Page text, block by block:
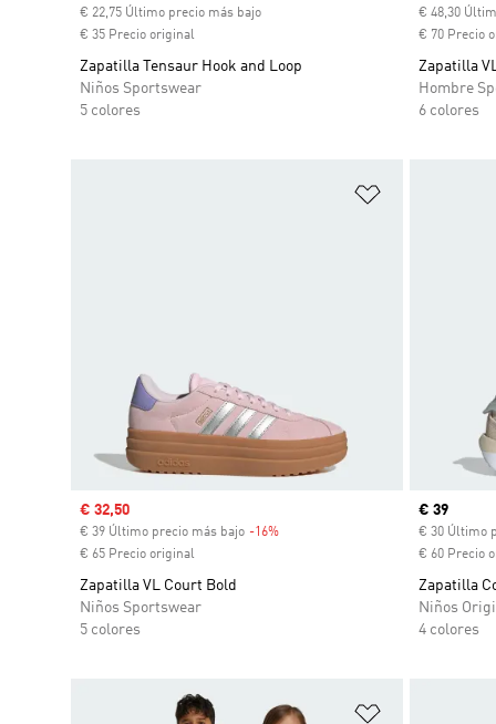
€ 22,75 Último precio más bajo
€ 35 Precio original
Zapatilla Tensaur Hook and Loop
Niños Sportswear
5 colores
€ 48,30
€ 70 Precio
Zapatilla
Hombre
6 colores
Precio de venta
€ 32,50
€ 39 Último precio más bajo -16%
€ 65 Precio original
Zapatilla VL Court Bold
Niños Sportswear
5 colores
Precio
€ 39
€ 30 Último
€ 60 Precio
Zapatilla
Niños
4 colores